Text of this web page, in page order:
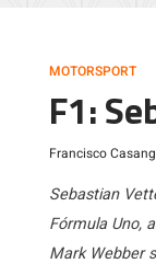
MOTORSPORT
F1:
Francisco
Sebastian
Fórmula Uno,
Mark Webber